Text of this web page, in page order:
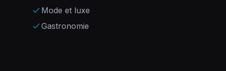
Mode et luxe
Gastronomie